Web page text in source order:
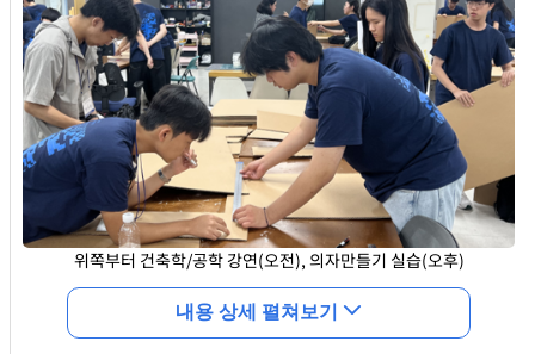
내용 상세 펼쳐보기
위쪽부터 건축학/공학 강연(오전), 의자만들기 실습(오후)